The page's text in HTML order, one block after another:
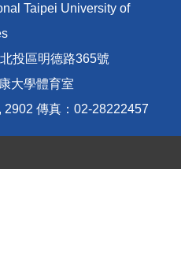
Taipei University of
投區明德路365號
大學體育室
傳真：02-28222457